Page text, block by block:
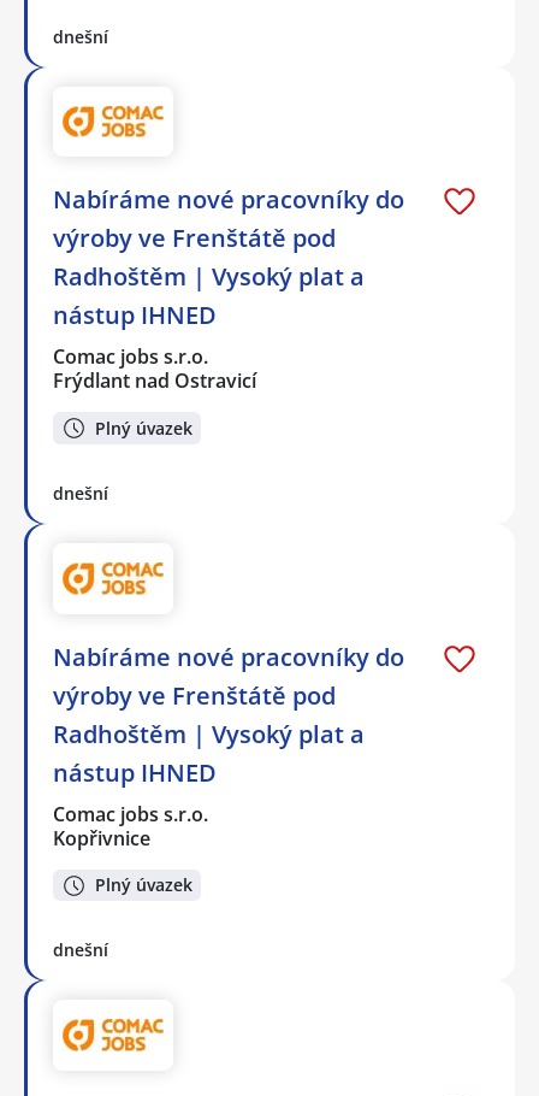
dnešní
Nabíráme nové pracovníky do
výroby ve Frenštátě pod
Radhoštěm | Vysoký plat a
nástup IHNED
Comac jobs s.r.o.
Frýdlant nad Ostravicí
Plný úvazek
dnešní
Nabíráme nové pracovníky do
výroby ve Frenštátě pod
Radhoštěm | Vysoký plat a
nástup IHNED
Comac jobs s.r.o.
Kopřivnice
Plný úvazek
dnešní